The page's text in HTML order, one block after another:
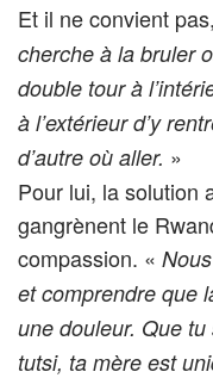
Et il ne convient
cherche à la bruler
double tour à
à l’extérieur d’y
d’autre où aller. »
Pour lui, la solution
gangrènent le
compassion. «
et comprendre que
une douleur. Que
tutsi, ta mère est